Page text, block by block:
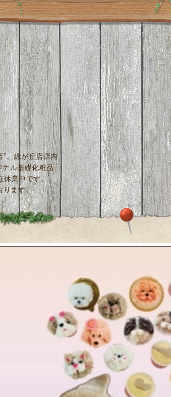
”。緑が丘店店内
ナル基礎化粧品
休業中です。
ります。